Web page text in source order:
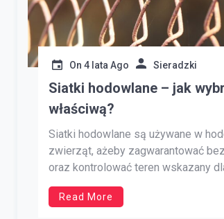
On 4 lata Ago Sieradzki
Siatki hodowlane – jak
właściwą?
Siatki hodowlane są używane w
zwierząt, ażeby zagwarantować
oraz kontrolować teren wskazany
Mogą być one używane w
hodowli, takich jak hodowla drobiu,
Read More